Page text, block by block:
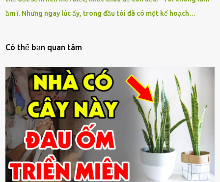
ầm ĩ. Nhưng ngay lúc ấy, trong đầu tôi đã có một kế hoạch…
Có thế bạn quan tâm